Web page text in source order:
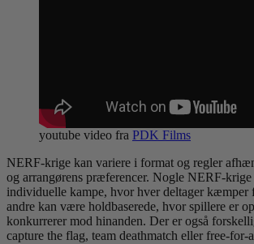
youtube video fra PDK Films
NERF-krige kan variere i format og regler
og arrangørens præferencer. Nogle NERF-
individuelle kampe, hvor hver deltager kæmper
andre kan være holdbaserede, hvor spillere er
konkurrerer mod hinanden. Der er også
capture the flag, team deathmatch eller free-for-